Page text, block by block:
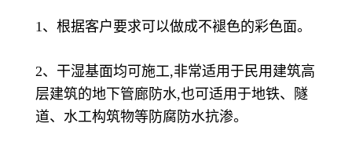
1、根据客户要求可以做成不褪色的彩色面。
2、干湿基面均可施工,非常适用于民用建筑高
层建筑的地下管廊防水,也可适用于地铁、隧
道、水工构筑物等防腐防水抗渗。